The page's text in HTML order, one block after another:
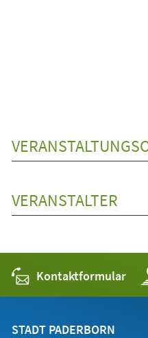
VERANSTALTER
Kontaktformular
STADT PADERBORN